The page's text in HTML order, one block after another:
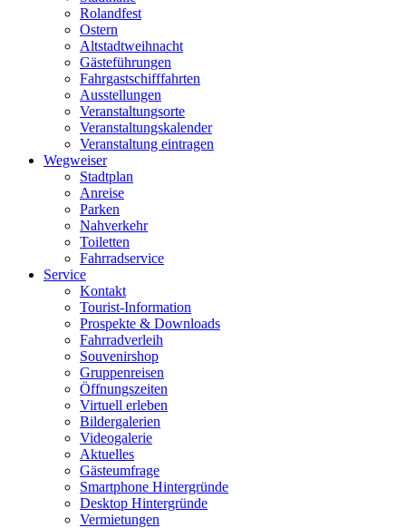
Rolandfest
Ostern
Altstadtweihnacht
Gästeführungen
Fahrgastschifffahrten
Ausstellungen
Veranstaltungsorte
Veranstaltungskalender
Veranstaltung eintragen
Wegweiser
Stadtplan
Anreise
Parken
Nahverkehr
Toiletten
Fahrradservice
Service
Kontakt
Tourist-Information
Prospekte & Downloads
Fahrradverleih
Souvenirshop
Gruppenreisen
Öffnungszeiten
Virtuell erleben
Bildergalerien
Videogalerie
Aktuelles
Gästeumfrage
Smartphone Hintergründe
Desktop Hintergründe
Vermietungen